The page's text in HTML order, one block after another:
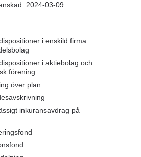
2024-03-09
i enskild firma
i aktiebolag och
förening
över plan
inkuransavdrag på